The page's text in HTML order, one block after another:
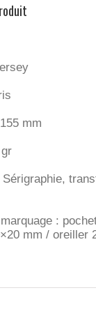
mm
:
mm / oreiller